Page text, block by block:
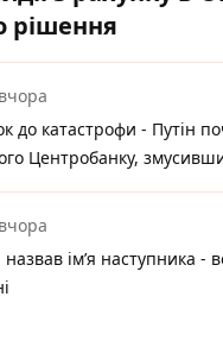
рішення
до катастрофи - Путін
Центробанку,
імʼя наступника -